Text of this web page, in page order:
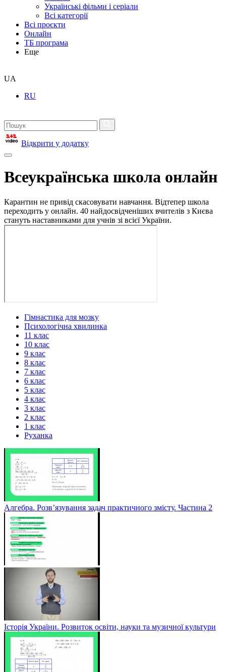
Українські фільми і серіали
Всі категорії
Всі проєкти
Онлайн
ТБ програма
Еще
UA
RU
Відкрити у додатку
Всеукраїнська школа онлайн
Карантин не привід скасовувати навчання. Відтепер школа
переходить у онлайн. 40 найдосвідченіших вчителів з Києва
стануть наставниками для учнів зі всієї України.
Гімнастика для мозку
Психологічна хвилинка
11 клас
10 клас
9 клас
8 клас
7 клас
6 клас
5 клас
4 клас
3 клас
2 клас
1 клас
Руханка
Алгебра. Розв’язування задач практичного змісту. Частина 2
Історія України. Розвиток освіти, науки та музичної культури